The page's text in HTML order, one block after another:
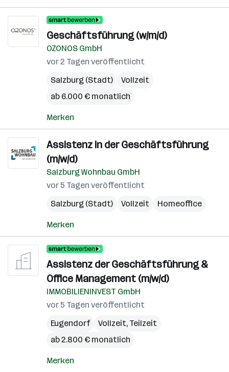
Geschäftsführung (w/m/d)
OZONOS GmbH
vor 2 Tagen veröffentlicht
Salzburg (Stadt)
Vollzeit
ab 6.000 € monatlich
Merken
Assistenz in der Geschäftsführung
(m/w/d)
Salzburg Wohnbau GmbH
vor 5 Tagen veröffentlicht
Salzburg (Stadt)
Vollzeit Homeoffice
Merken
Assistenz der Geschäftsführung &
Office Management (m/w/d)
IMMOBILIENINVEST GmbH
vor 5 Tagen veröffentlicht
Eugendorf
Vollzeit, Teilzeit
ab 2.800 € monatlich
Merken